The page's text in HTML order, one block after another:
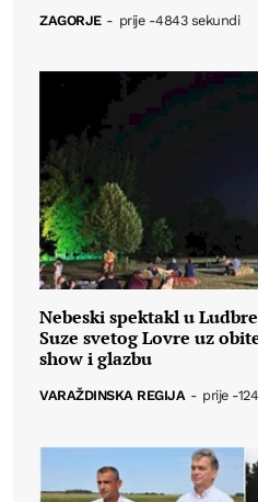
ZAGORJE - prije -4843 sekundi
Nebeski spektakl u
Suze svetog Lovre uz
show i glazbu
VARAŽDINSKA REGIJA - prije -